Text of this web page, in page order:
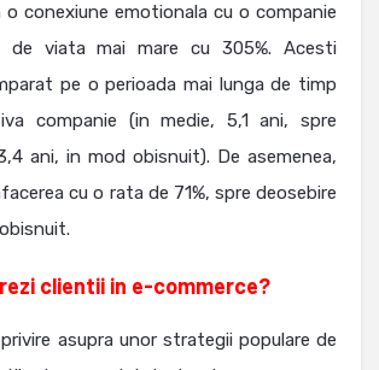
o conexiune emotionala cu o companie
de viata mai mare cu 305%. Acesti
pe o perioada mai lunga de timp
companie (in medie, 5,1 ani, spre
ani, in mod obisnuit). De asemenea,
cu o rata de 71%, spre deosebire
clientii in e-commerce?
asupra unor strategii populare de